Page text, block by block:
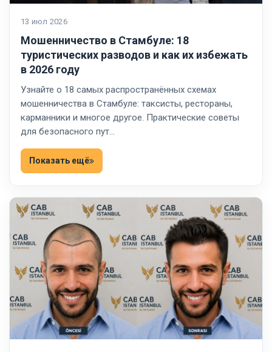
13 июл 2026
Мошенничество в Стамбуле: 18
туристических разводов и как их избежать
в 2026 году
Узнайте о 18 самых распространённых схемах
мошенничества в Стамбуле: таксисты, рестораны,
карманники и многое другое. Практические советы
для безопасного пут…
Показать ещё